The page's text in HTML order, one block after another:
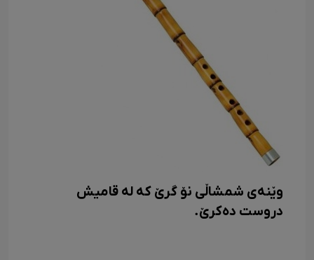
وێنەی شمشاڵی نۆ گرێ که له قامیش
دروست دەکرێ.